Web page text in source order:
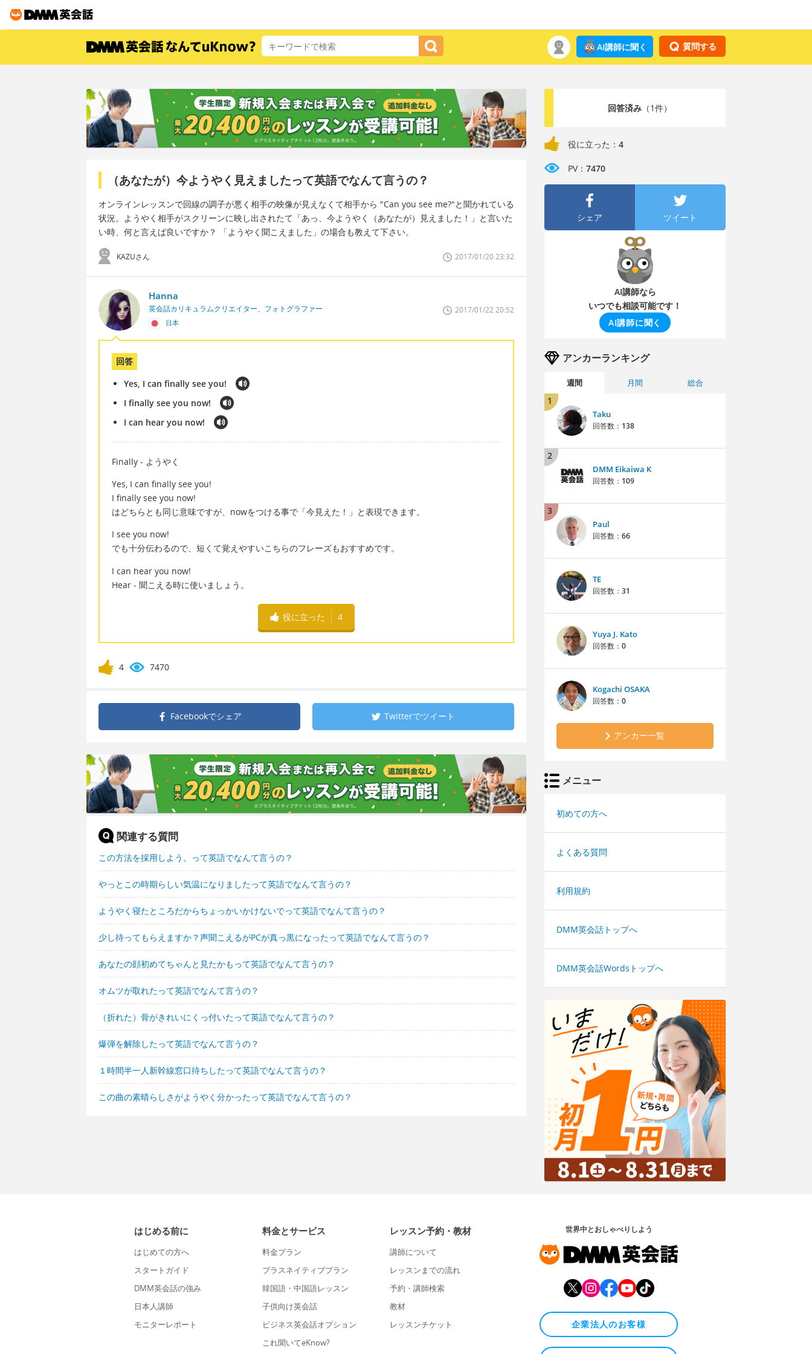
質問する
AI講師に聞く
（あなたが）今ようやく見えましたって英語でなんて言うの？
オンラインレッスンで回線の調子が悪く相手の映像が見えなくて相手から "Can you see me?"と聞かれている
状況。ようやく相手がスクリーンに映し出されたて「あっ、今ようやく（あなたが）見えました！」と言いた
い時、何と言えば良いですか？ 「ようやく聞こえました」の場合も教えて下さい。
KAZUさん 2017/01/20 23:32
Hanna
英会話カリキュラムクリエイター、フォトグラファー
日本
2017/01/22 20:52
回答
Yes, I can finally see you!
I finally see you now!
I can hear you now!
Finally - ようやく
Yes, I can finally see you!
I finally see you now!
はどちらとも同じ意味ですが、nowをつける事で「今見えた！」と表現できます。
I see you now!
でも十分伝わるので、短くて覚えやすいこちらのフレーズもおすすめです。
I can hear you now!
Hear - 聞こえる時に使いましょう。
役に立った 4
4 7470
Facebookでシェア Twitterでツイート
関連する質問
この方法を採用しよう。って英語でなんて言うの？
やっとこの時期らしい気温になりましたって英語でなんて言うの？
ようやく寝たところだからちょっかいかけないでって英語でなんて言うの？
少し待ってもらえますか？声聞こえるがPCが真っ黒になったって英語でなんて言うの？
あなたの顔初めてちゃんと見たかもって英語でなんて言うの？
オムツが取れたって英語でなんて言うの？
（折れた）骨がきれいにくっ付いたって英語でなんて言うの？
爆弾を解除したって英語でなんて言うの？
１時間半一人新幹線窓口待ちしたって英語でなんて言うの？
この曲の素晴らしさがようやく分かったって英語でなんて言うの？
回答済み（1件）
役に立った： 4
PV： 7470
シェア ツイート
AI講師なら
いつでも相談可能です！
AI講師に聞く
アンカーランキング
週間 月間 総合
1
Taku
回答数： 138
2
DMM Eikaiwa K
回答数： 109
3
Paul
回答数： 66
TE
回答数： 31
Yuya J. Kato
回答数： 0
Kogachi OSAKA
回答数： 0
アンカー一覧
メニュー
初めての方へ
よくある質問
利用規約
DMM英会話トップへ
DMM英会話Wordsトップへ
はじめる前に
はじめての方へ
スタートガイド
DMM英会話の強み
日本人講師
モニターレポート
料金とサービス
料金プラン
プラスネイティブプラン
韓国語・中国語レッスン
子供向け英会話
ビジネス英会話オプション
これ聞いてeKnow?
レッスン予約・教材
講師について
レッスンまでの流れ
予約・講師検索
教材
レッスンチケット
世界中とおしゃべりしよう
企業法人のお客様